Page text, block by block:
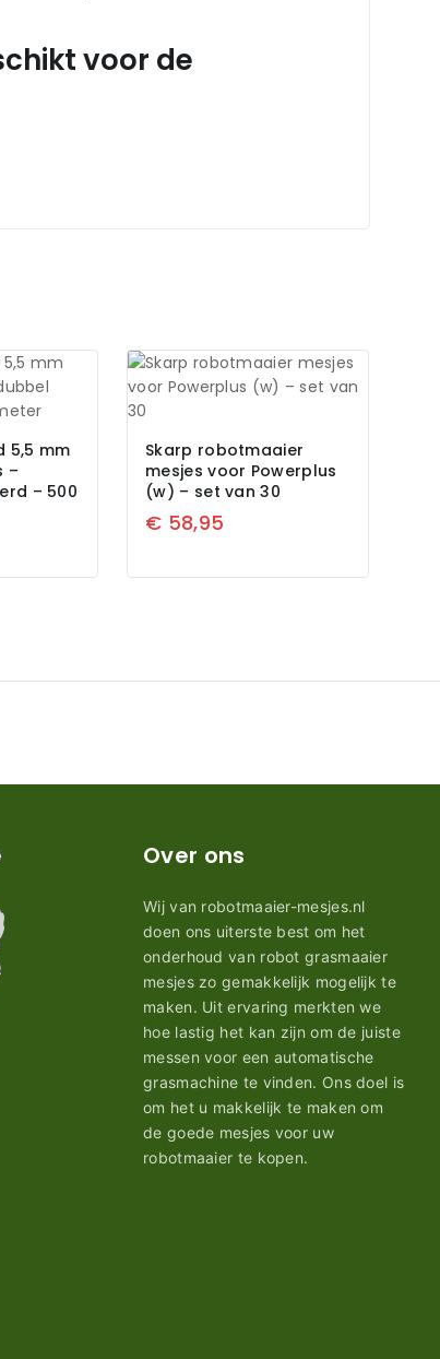
voor de
5,5 mm
–
– 500
Skarp robotmaaier
mesjes voor Powerplus
(w) – set van 30
€ 58,95
Over ons
Wij van robotmaaier-mesjes.nl
doen ons uiterste best om het
onderhoud van robot grasmaaier
mesjes zo gemakkelijk mogelijk te
maken. Uit ervaring merkten we
hoe lastig het kan zijn om de juiste
messen voor een automatische
grasmachine te vinden. Ons doel is
om het u makkelijk te maken om
de goede mesjes voor uw
robotmaaier te kopen.